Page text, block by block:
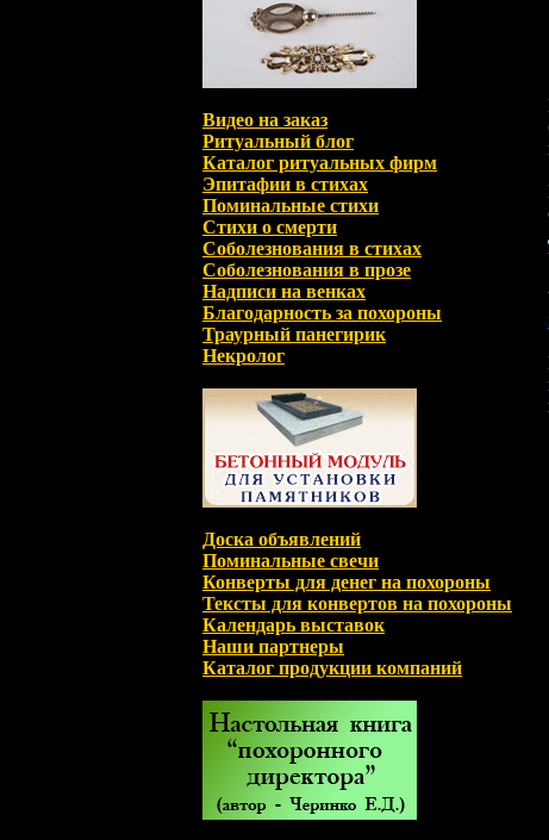
Видео на заказ
Ритуальный блог
Каталог ритуальных фирм
Эпитафии в стихах
Поминальные стихи
Стихи о смерти
Соболезнования в стихах
Соболезнования в прозе
Надписи на венках
Благодарность за похороны
Траурный панегирик
Некролог
Доска объявлений
Поминальные свечи
Конверты для денег на похороны
Тексты для конвертов на похороны
Календарь выставок
Наши партнеры
Каталог продукции компаний